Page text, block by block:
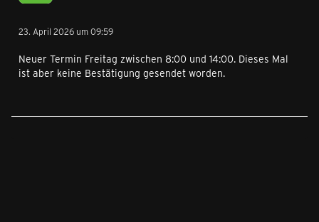
23. April 2026 um 09:59
Neuer Termin Freitag zwischen 8:00 und 14:00. Dieses Mal
ist aber keine Bestätigung gesendet worden.